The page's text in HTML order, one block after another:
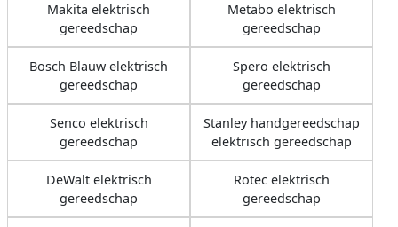
Makita elektrisch
gereedschap
Metabo elektrisch
gereedschap
Bosch Blauw elektrisch
gereedschap
Spero elektrisch
gereedschap
Senco elektrisch
gereedschap
Stanley handgereedschap
elektrisch gereedschap
DeWalt elektrisch
gereedschap
Rotec elektrisch
gereedschap